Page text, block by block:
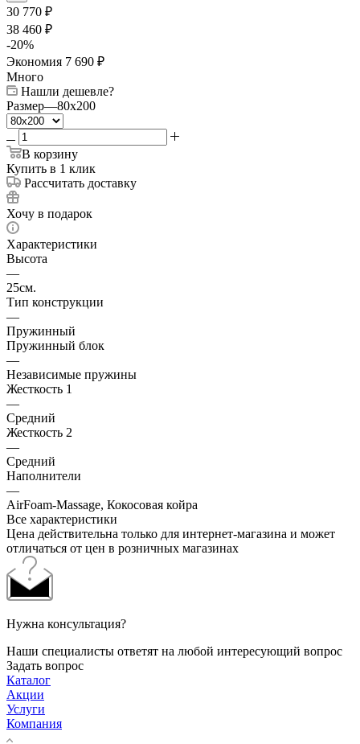
30 770 ₽
38 460 ₽
-20%
Экономия 7 690 ₽
Много
Нашли дешевле?
Размер—80x200
В корзину
Купить в 1 клик
Рассчитать доставку
Хочу в подарок
Характеристики
Высота
—
25см.
Тип конструкции
—
Пружинный
Пружинный блок
—
Независимые пружины
Жесткость 1
—
Средний
Жесткость 2
—
Средний
Наполнители
—
AirFoam-Massage, Кокосовая койра
Все характеристики
Цена действительна только для интернет-магазина и может
отличаться от цен в розничных магазинах
Нужна консультация?
Наши специалисты ответят на любой интересующий вопрос
Задать вопрос
Каталог
Акции
Услуги
Компания